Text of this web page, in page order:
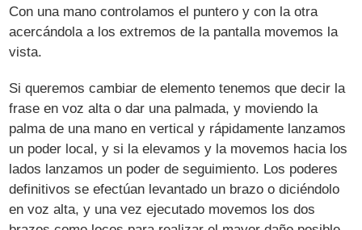
Con una mano controlamos el puntero y con la otra
acercándola a los extremos de la pantalla movemos la
vista.
Si queremos cambiar de elemento tenemos que decir la
frase en voz alta o dar una palmada, y moviendo la
palma de una mano en vertical y rápidamente lanzamos
un poder local, y si la elevamos y la movemos hacia los
lados lanzamos un poder de seguimiento. Los poderes
definitivos se efectúan levantado un brazo o diciéndolo
en voz alta, y una vez ejecutado movemos los dos